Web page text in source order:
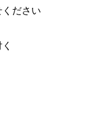
ださい